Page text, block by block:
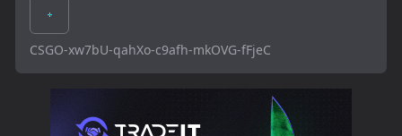
CSGO-xw7bU-qahXo-c9afh-mkOVG-fFjeC